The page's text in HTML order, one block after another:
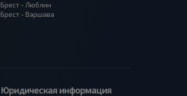
Брест - Люблин
Брест - Варшава
Юридическая информация